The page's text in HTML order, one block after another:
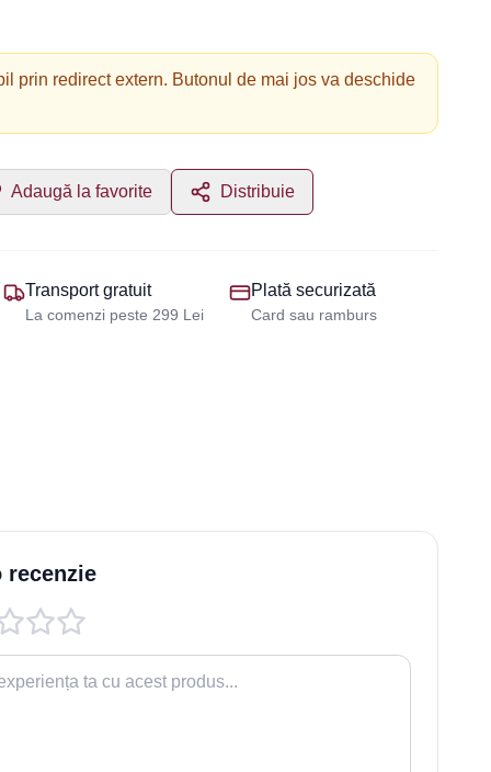
prin redirect extern. Butonul de mai jos va deschide
Adaugă la favorite Distribuie
Transport gratuit
La comenzi peste 299 Lei
Plată securizată
Card sau ramburs
recenzie